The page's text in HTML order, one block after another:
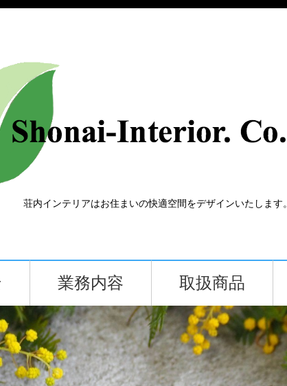
荘内インテリアはお住まいの快適空間をデザインいたします。
業務内容 取扱商品